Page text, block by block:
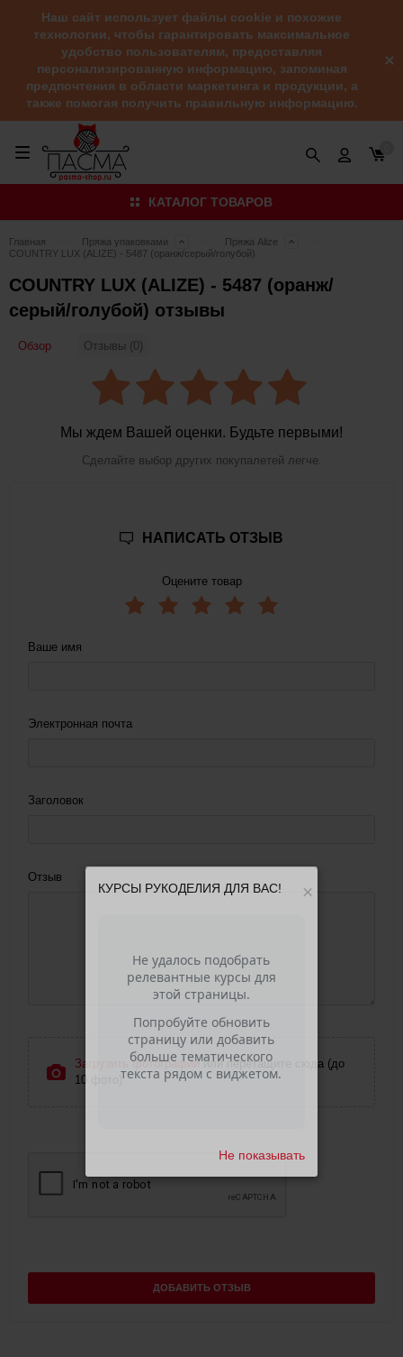
Наш сайт использует файлы cookie и похожие
технологии, чтобы гарантировать максимальное
удобство пользователям, предоставляя
персонализированную информацию, запоминая
предпочтения в области маркетинга и продукции, а
также помогая получить правильную информацию.
КАТАЛОГ ТОВАРОВ
Главная Пряжа упаковками
Пряжа Alize
COUNTRY LUX (ALIZE) - 5487 (оранж/серый/голубой)
COUNTRY LUX (ALIZE) - 5487 (оранж/
серый/голубой) отзывы
Обзор Отзывы (0)
Мы ждем Вашей оценки. Будьте первыми!
Сделайте выбор других покупалетей легче.
НАПИСАТЬ ОТЗЫВ
Оцените товар
Ваше имя
Электронная почта
Заголовок
Отзыв
Загрузить фотографииили перетащите сюда (до
10 фото)
ДОБАВИТЬ ОТЗЫВ
×
КУРСЫ РУКОДЕЛИЯ ДЛЯ ВАС!
Не показывать